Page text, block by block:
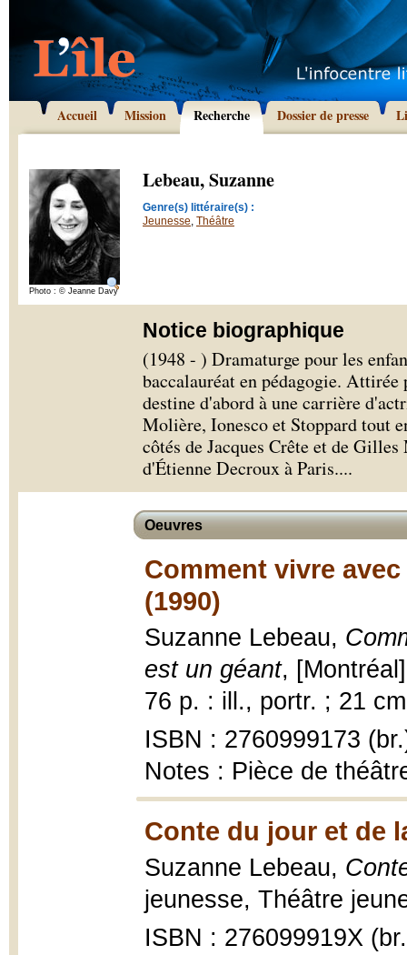
Accueil Mission Recherche Dossier de presse
Photo : © Jeanne Davy
Lebeau, Suzanne
Genre(s) littéraire(s) :
Jeunesse, Théâtre
Notice biographique
(1948 - ) Dramaturge pour les
baccalauréat en pédagogie. Attirée
destine d'abord à une carrière
Molière, Ionesco et Stoppard tout
côtés de Jacques Crête et de
d'Étienne Decroux à Paris....
Oeuvres
Comment vivre
(1990)
Suzanne Lebeau,
est un géant,
76 p. : ill., portr. ; 21
ISBN : 2760999173
Notes : Pièce de
Conte du jour et de
Suzanne Lebeau,
jeunesse, Théâtre
ISBN : 276099919X